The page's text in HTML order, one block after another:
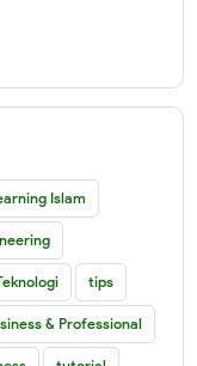
Islam
tips
& Professional